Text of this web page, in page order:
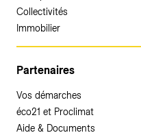
Collectivités
Immobilier
Partenaires
Vos démarches
éco21 et Proclimat
Aide & Documents